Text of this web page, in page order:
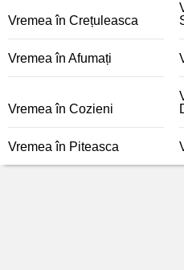
Vremea în Crețuleasca
Vremea în Afumați
Vremea în Cozieni
Vremea în Piteasca